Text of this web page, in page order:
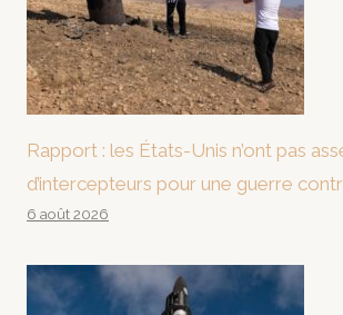
Rapport : les États-Unis n’ont pas
d’intercepteurs pour une guerre
6 août 2026